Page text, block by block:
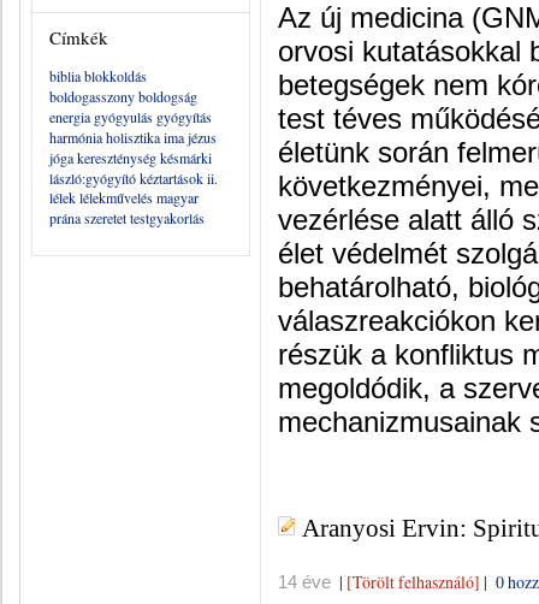
Címkék
bibliablokkoldás
boldogasszonyboldogság
energia gyógyulás gyógyítás
harmóniaholisztikaimajézus
jógakereszténységkésmárki
lászló:gyógyító kéztartások ii.
léleklélekművelésmagyar
pránaszeretettestgyakorlás
Az új medicina
orvosi kutatásokkal
betegségek nem
test téves
életünk során
következményei,
vezérlése alatt álló
élet védelmét
behatárolható,
válaszreakciókon
részük a konfliktus
megoldódik, a
mechanizmusainak
Aranyosi Ervin:
14 éve | [Törölt felhasználó] | 0